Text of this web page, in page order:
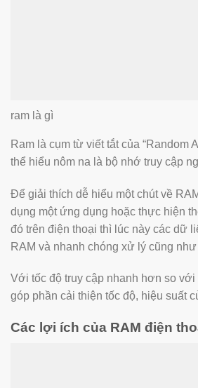
ram là gì
Ram là cụm từ viết tắt của “Random
thể hiểu nôm na là bộ nhớ truy cập
Để giải thích dễ hiểu một chút về
dụng một ứng dụng hoặc thực hiện
đó trên điện thoại thì lúc này các dữ
RAM và nhanh chóng xử lý cũng như
Với tốc độ truy cập nhanh hơn so
góp phần cải thiện tốc độ, hiệu suất
Các lợi ích của RAM điện